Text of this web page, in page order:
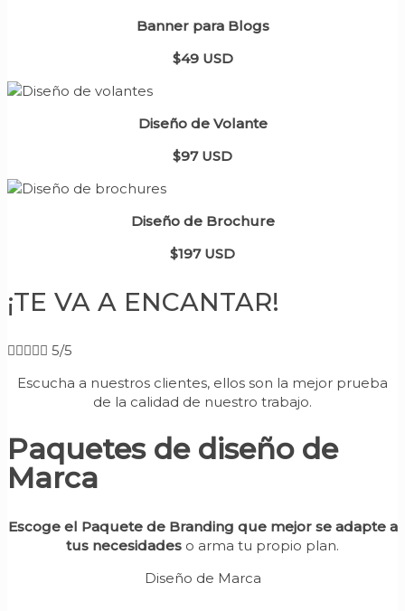
Banner para Blogs
$49 USD
Diseño de Volante
$97 USD
Diseño de Brochure
$197 USD
¡TE VA A ENCANTAR!
 5/5
Escucha a nuestros clientes, ellos son la mejor prueba
de la calidad de nuestro trabajo.
Paquetes de diseño de
Marca
Escoge el Paquete de Branding que mejor se adapte a
tus necesidades o arma tu propio plan.
Diseño de Marca